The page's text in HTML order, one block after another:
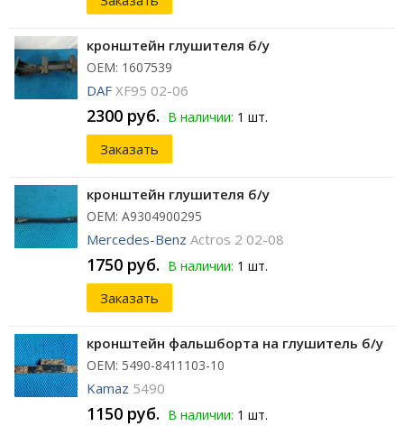
кронштейн глушителя б/у
ОЕМ: 1607539
DAF XF95 02-06
2300 руб. В наличии: 1 шт.
Заказать
кронштейн глушителя б/у
ОЕМ: A9304900295
Mercedes-Benz Actros 2 02-08
1750 руб. В наличии: 1 шт.
Заказать
кронштейн фальшборта на глушитель б/у
ОЕМ: 5490-8411103-10
Kamaz 5490
1150 руб. В наличии: 1 шт.